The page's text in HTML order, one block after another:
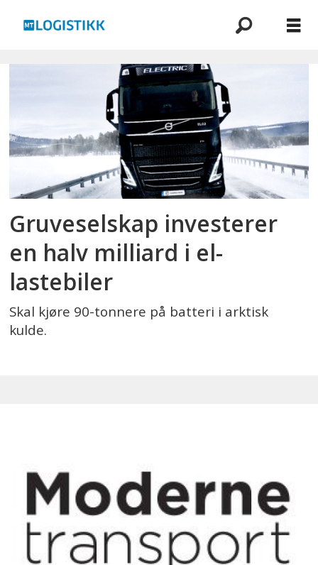
Emne:
Gruveselskap investerer
en halv milliard i el-
lastebiler
Skal kjøre 90-tonnere på batteri i arktisk
kulde.